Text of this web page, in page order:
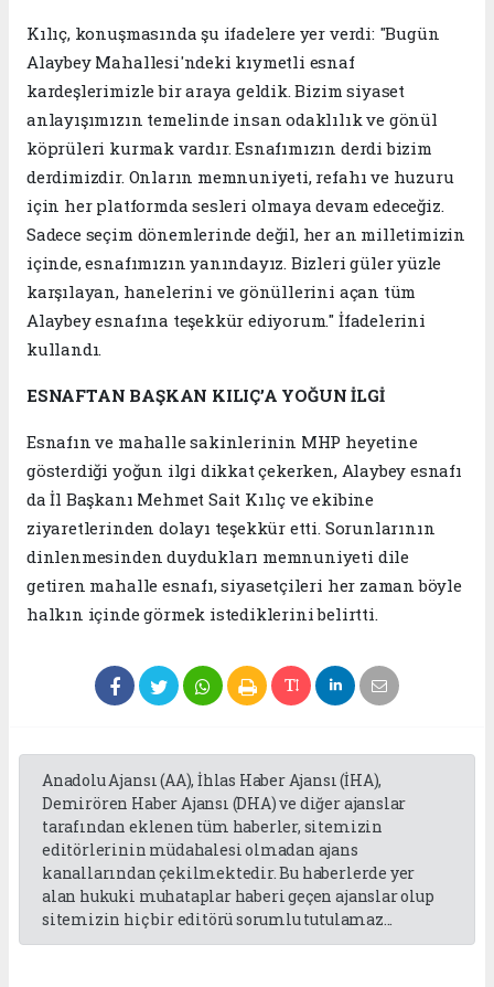
Kılıç, konuşmasında şu ifadelere yer verdi: "Bugün
Alaybey Mahallesi'ndeki kıymetli esnaf
kardeşlerimizle bir araya geldik. Bizim siyaset
anlayışımızın temelinde insan odaklılık ve gönül
köprüleri kurmak vardır. Esnafımızın derdi bizim
derdimizdir. Onların memnuniyeti, refahı ve huzuru
için her platformda sesleri olmaya devam edeceğiz.
Sadece seçim dönemlerinde değil, her an milletimizin
içinde, esnafımızın yanındayız. Bizleri güler yüzle
karşılayan, hanelerini ve gönüllerini açan tüm
Alaybey esnafına teşekkür ediyorum." İfadelerini
kullandı.
ESNAFTAN BAŞKAN KILIÇ’A YOĞUN İLGİ
Esnafın ve mahalle sakinlerinin MHP heyetine
gösterdiği yoğun ilgi dikkat çekerken, Alaybey esnafı
da İl Başkanı Mehmet Sait Kılıç ve ekibine
ziyaretlerinden dolayı teşekkür etti. Sorunlarının
dinlenmesinden duydukları memnuniyeti dile
getiren mahalle esnafı, siyasetçileri her zaman böyle
halkın içinde görmek istediklerini belirtti.
Anadolu Ajansı (AA), İhlas Haber Ajansı (İHA),
Demirören Haber Ajansı (DHA) ve diğer ajanslar
tarafından eklenen tüm haberler, sitemizin
editörlerinin müdahalesi olmadan ajans
kanallarından çekilmektedir. Bu haberlerde yer
alan hukuki muhataplar haberi geçen ajanslar olup
sitemizin hiç bir editörü sorumlu tutulamaz...